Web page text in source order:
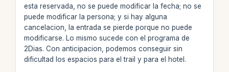
esta reservada, no se puede modificar la fecha; no se
puede modificar la persona; y si hay alguna
cancelacion, la entrada se pierde porque no puede
modificarse. Lo mismo sucede con el programa de
2Dias. Con anticipacion, podemos conseguir sin
dificultad los espacios para el trail y para el hotel.